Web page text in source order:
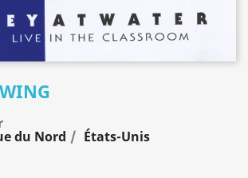
du Nord États-Unis